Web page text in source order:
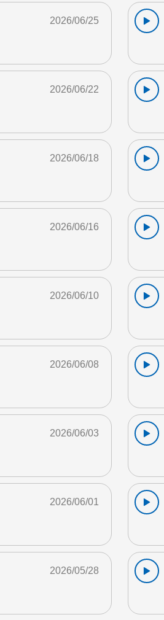
2026/06/25
2026/06/22
2026/06/18
2026/06/16
2026/06/10
2026/06/08
2026/06/03
2026/06/01
2026/05/28